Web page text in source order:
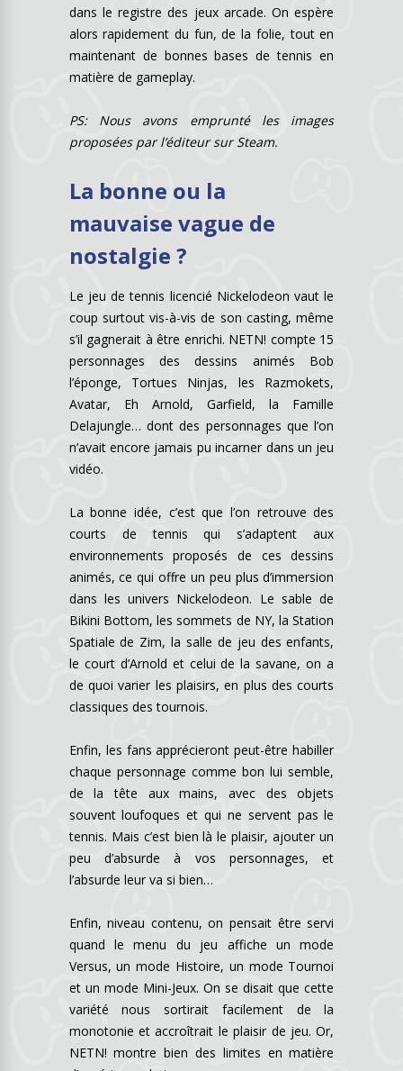
dans le registre des jeux arcade. On espère
alors rapidement du fun, de la folie, tout en
maintenant de bonnes bases de tennis en
matière de gameplay.
PS: Nous avons emprunté les images
proposées par l’éditeur sur Steam.
La bonne ou la
mauvaise vague de
nostalgie ?
Le jeu de tennis licencié Nickelodeon vaut le
coup surtout vis-à-vis de son casting, même
s’il gagnerait à être enrichi. NETN! compte 15
personnages des dessins animés Bob
l’éponge, Tortues Ninjas, les Razmokets,
Avatar, Eh Arnold, Garfield, la Famille
Delajungle… dont des personnages que l’on
n’avait encore jamais pu incarner dans un jeu
vidéo.
La bonne idée, c’est que l’on retrouve des
courts de tennis qui s’adaptent aux
environnements proposés de ces dessins
animés, ce qui offre un peu plus d’immersion
dans les univers Nickelodeon. Le sable de
Bikini Bottom, les sommets de NY, la Station
Spatiale de Zim, la salle de jeu des enfants,
le court d’Arnold et celui de la savane, on a
de quoi varier les plaisirs, en plus des courts
classiques des tournois.
Enfin, les fans apprécieront peut-être habiller
chaque personnage comme bon lui semble,
de la tête aux mains, avec des objets
souvent loufoques et qui ne servent pas le
tennis. Mais c’est bien là le plaisir, ajouter un
peu d’absurde à vos personnages, et
l’absurde leur va si bien…
Enfin, niveau contenu, on pensait être servi
quand le menu du jeu affiche un mode
Versus, un mode Histoire, un mode Tournoi
et un mode Mini-Jeux. On se disait que cette
variété nous sortirait facilement de la
monotonie et accroîtrait le plaisir de jeu. Or,
NETN! montre bien des limites en matière